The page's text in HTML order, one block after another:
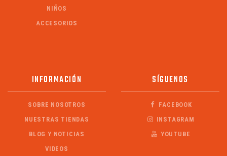
NIÑOS
ACCESORIOS
INFORMACIÓN
SOBRE NOSOTROS
NUESTRAS TIENDAS
BLOG Y NOTICIAS
VIDEOS
SÍGUENOS
FACEBOOK
INSTAGRAM
YOUTUBE